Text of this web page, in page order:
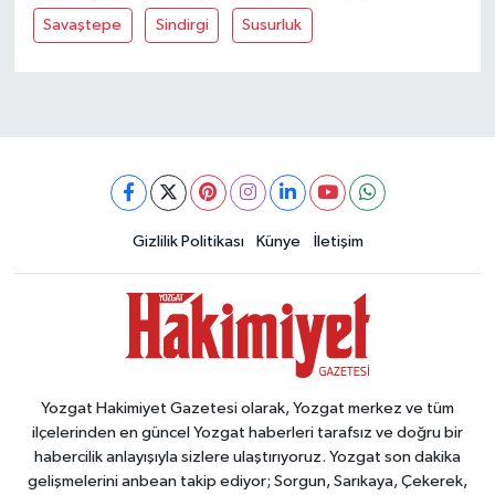
Savaştepe Sindirgi Susurluk
Gizlilik Politikası Künye İletişim
Yozgat Hakimiyet Gazetesi olarak, Yozgat merkez ve tüm
ilçelerinden en güncel Yozgat haberleri tarafsız ve doğru bir
habercilik anlayışıyla sizlere ulaştırıyoruz. Yozgat son dakika
gelişmelerini anbean takip ediyor; Sorgun, Sarıkaya, Çekerek,